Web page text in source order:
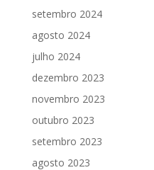
setembro 2024
agosto 2024
julho 2024
dezembro 2023
novembro 2023
outubro 2023
setembro 2023
agosto 2023